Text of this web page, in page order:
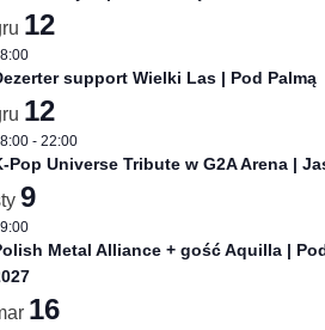
12
support Wielki Las | Pod Palmą
12
- 22:00
Pop Universe Tribute w G2A Arena |
9
Metal Alliance + gość Aquilla |
16